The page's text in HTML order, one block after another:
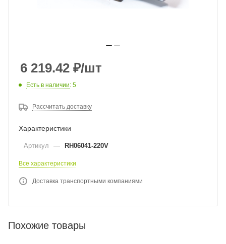
6 219.42 ₽/шт
Есть в наличии: 5
Рассчитать доставку
Характеристики
Артикул — RH06041-220V
Все характеристики
Доставка транспортными компаниями
Похожие товары